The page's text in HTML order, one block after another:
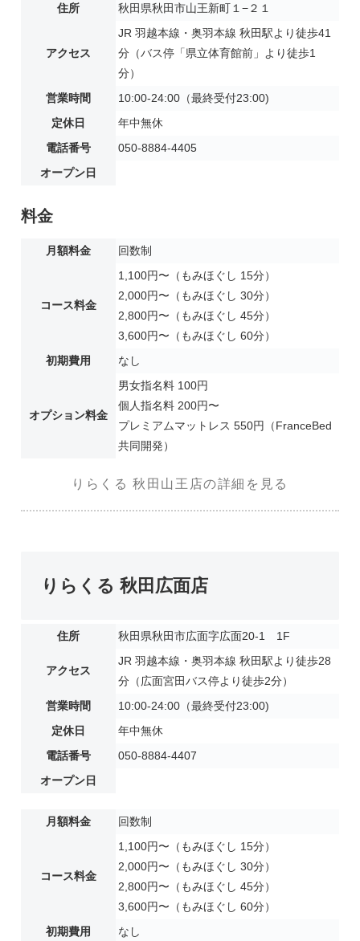
住所 秋田県秋田市山王新町１−２１
アクセス
JR 羽越本線・奥羽本線 秋田駅より徒歩41
分（バス停「県立体育館前」より徒歩1
分）
営業時間
10:00-24:00（最終受付23:00)
定休日
年中無休
電話番号
050-8884-4405
オープン日
料金
月額料金 回数制
コース料金
1,100円〜（もみほぐし 15分）
2,000円〜（もみほぐし 30分）
2,800円〜（もみほぐし 45分）
3,600円〜（もみほぐし 60分）
初期費用
なし
オプション料金
男女指名料 100円
個人指名料 200円〜
プレミアムマットレス 550円（FranceBed
共同開発）
りらくる 秋田山王店の詳細を見る
りらくる 秋田広面店
住所 秋田県秋田市広面字広面20-1 1F
アクセス
JR 羽越本線・奥羽本線 秋田駅より徒歩28
分（広面宮田バス停より徒歩2分）
営業時間
10:00-24:00（最終受付23:00)
定休日
年中無休
電話番号
050-8884-4407
オープン日
月額料金 回数制
コース料金
1,100円〜（もみほぐし 15分）
2,000円〜（もみほぐし 30分）
2,800円〜（もみほぐし 45分）
3,600円〜（もみほぐし 60分）
初期費用
なし